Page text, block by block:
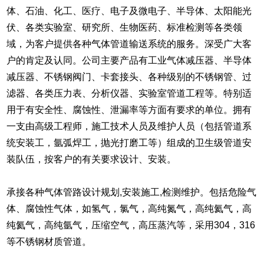
体、石油、化工、医疗、电子及微电子、半导体、太阳能光
伏、各类实验室、研究所、生物医药、标准检测等各类领
域，为客户提供各种气体管道输送系统的服务。深受广大客
户的肯定及认同。公司主要产品有工业气体减压器、半导体
减压器、不锈钢阀门、卡套接头、各种级别的不锈钢管、过
滤器、各类压力表、分析仪器、实验室管道工程等。特别适
用于有安全性、腐蚀性、泄漏率等方面有要求的单位。拥有
一支由高级工程师，施工技术人员及维护人员（包括管道系
统安装工，氩弧焊工，抛光打磨工等）组成的卫生级管道安
装队伍，按客户的有关要求设计、安装。
承接各种气体管路设计规划,安装施工,检测维护。包括危险气
体、腐蚀性气体，如氢气，氯气，高纯氮气，高纯氦气，高
纯氦气，高纯氩气，压缩空气，高压蒸汽等，采用304，316
等不锈钢材质管道。